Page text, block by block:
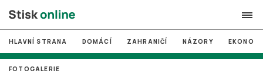
search
# MUNI
HLAVNÍ STRANA DOMÁCÍ ZAHRANIČÍ NÁZORY
FOTOGALERIE